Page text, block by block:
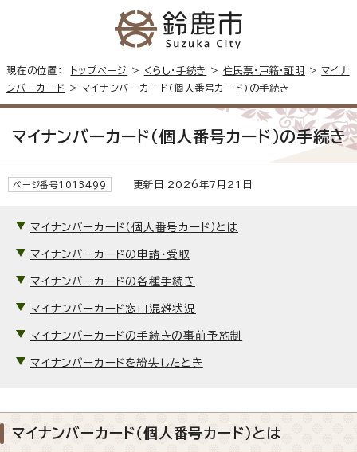
現在の位置： トップページ > くらし・手続き > 住民票・戸籍・証明 >マイナ
ンバーカード
> マイナンバーカード（個人番号カード）の手続き
マイナンバーカード（個人番号カード）の手続き
ページ番号1013499 更新日 2026年7月21日
マイナンバーカード（個人番号カード）とは
マイナンバーカードの申請・受取
マイナンバーカードの各種手続き
マイナンバーカード窓口混雑状況
マイナンバーカードの手続きの事前予約制
マイナンバーカードを紛失したとき
マイナンバーカード（個人番号カード）とは